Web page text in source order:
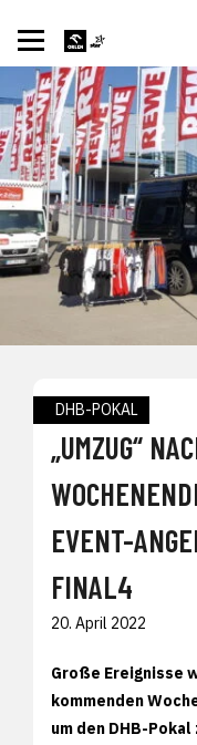
DHB-POKAL
„UMZUG“
EVENT-
FINAL4
20. April 2022
Große Ereignisse
kommenden
um den DHB-